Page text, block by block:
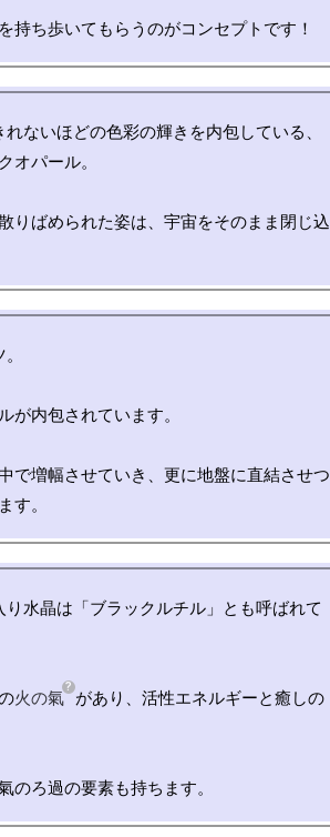
ないほどの色彩の輝きを内包している、
オパール。
りばめられた姿は、宇宙をそのまま閉じ込
が内包されています。
で増幅させていき、更に地盤に直結させつ
水晶は「ブラックルチル」とも呼ばれて
火の氣
があり、活性エネルギーと癒しの